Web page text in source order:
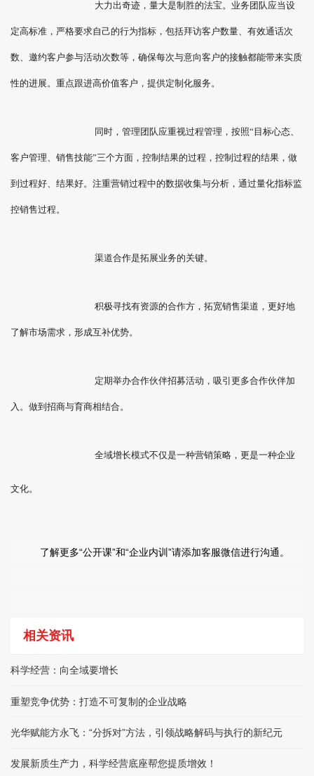
大力出奇迹，量大是制胜的法宝。业务团队应当设
定高标准，严格要求自己的行为指标，包括拜访客户数量、有效通话次
数、邀约客户参与活动次数等，确保每次与意向客户的接触都能带来实质
性的进展。重点跟进高价值客户，提供定制化服务。
同时，管理团队应重视过程管理，按照“目标心态、
客户管理、销售技能”三个方面，控制结果的过程，控制过程的结果，做
到过程好、结果好。注重营销过程中的数据收集与分析，通过量化指标监
控销售过程。
渠道合作是拓展业务的关键。
积极寻找有资源的合作方，拓宽销售渠道，更好地
了解市场需求，形成互补优势。
定期举办合作伙伴招募活动，吸引更多合作伙伴加
入。做到招商与育商相结合。
全域增长模式不仅是一种营销策略，更是一种企业
文化。
了解更多“公开课”和“企业内训”请添加客服微信进行沟通。
相关资讯
科学经营：向全域要增长
重塑竞争优势：打造不可复制的企业战略
光华赋能方永飞：“分拆对”方法，引领战略解码与执行的新纪元
发展新质生产力，科学经营底座帮您提质增效！